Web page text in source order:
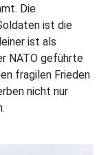
Die
ist die
ist als
NATO geführte
fragilen Frieden
nicht nur